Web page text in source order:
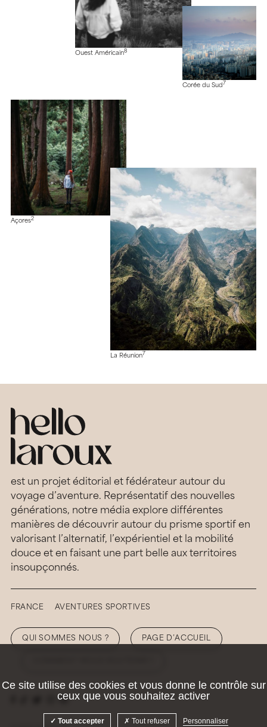
Ouest Américain8
Corée du Sud 7
Açores2
La Réunion7
est un projet éditorial et fédérateur autour du
voyage d’aventure. Représentatif des nouvelles
générations, notre média explore différentes
manières de découvrir autour du prisme sportif en
valorisant l’alternatif, l’expérientiel et la mobilité
douce et en faisant une part belle aux territoires
insoupçonnés.
FRANCE AVENTURES SPORTIVES
QUI SOMMES NOUS ? PAGE D’ACCUEIL
Ce site utilise des cookies et vous donne le contrôle sur
ceux que vous souhaitez activer
Tout accepter Tout refuser Personnaliser